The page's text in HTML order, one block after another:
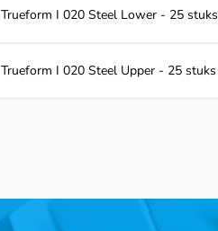
Trueform I 020 Steel Lower - 25 stuks
Trueform I 020 Steel Upper - 25 stuks